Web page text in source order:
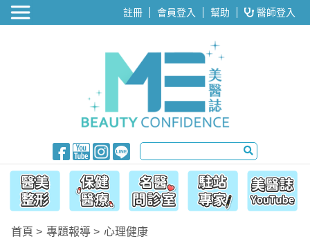
醫美整形 註冊 會員登入 幫助 醫師登入
首頁 專題報導
心理健康